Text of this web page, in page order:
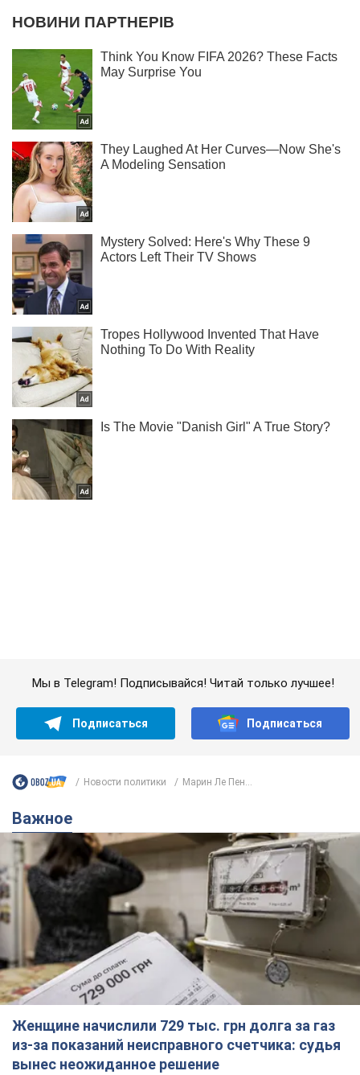
Женщине начислили 729 тыс. грн долга за газ
из-за показаний неисправного счетчика: судья
вынес неожиданное решение
Нужно ли платить долг из-за доначисления
5 часов назад 6,4 т.
"Это Украина напала!" Оксана Вояж
разоблачила киевского поэта,
которого "зазомбировали": он даже
русского не знал, а теперь хочет
Как отметила артистка, писатель был